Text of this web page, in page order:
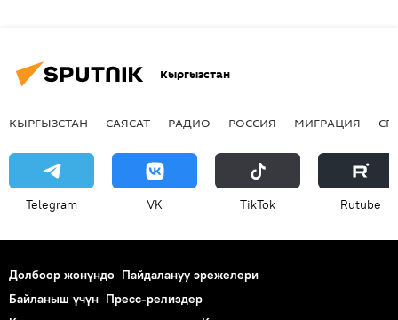
Кыргызстан
КЫРГЫЗСТАН САЯСАТ РАДИО РОССИЯ МИГРАЦИЯ
Telegram VK ТikТоk Rutube
Долбоор жөнүндө Пайдалануу эрежелери
Байланыш үчүн Пресс-релиздер